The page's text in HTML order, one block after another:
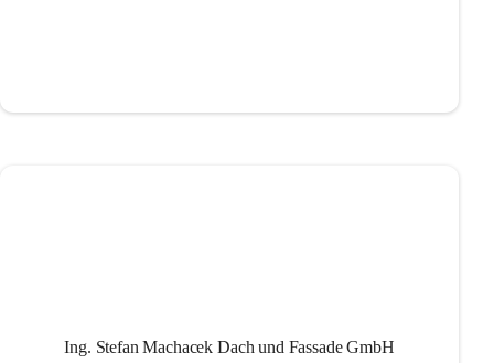
Ing. Stefan Machacek Dach und Fassade GmbH